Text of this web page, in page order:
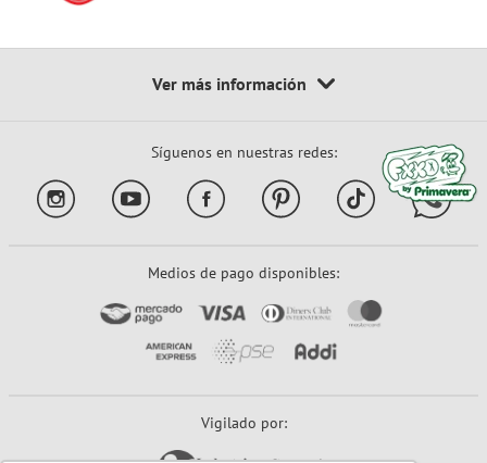
Síguenos en nuestras redes:
Medios de pago disponibles:
Vigilado por: